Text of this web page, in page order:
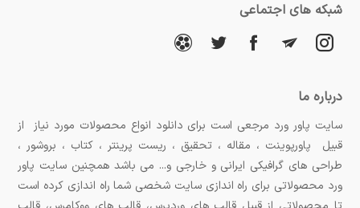
شبکه های اجتماعی
درباره ما
سایت پاور ورد مرجعی است برای دانلود انواع محصولات مورد نیاز از
قبیل پاورپوینت ، مقاله ، تحقیق ، ریست پرینتر ، کتاب ، بروشور ،
طراحی های گرافیکی ایرانی و خارجی و... می باشد همچنین سایت پاور
ورد محصولاتی برای راه اندازی سایت شخصی شما راه اندازی کرده است